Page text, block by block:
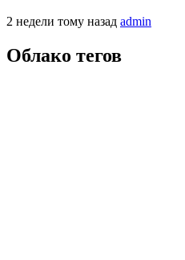
2 недели тому назад admin
Облако тегов